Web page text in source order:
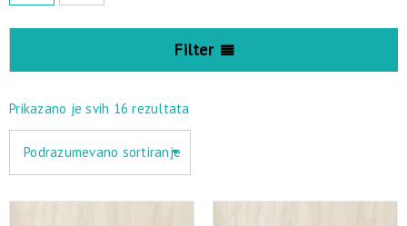
Filter
Prikazano je svih 16 rezultata
Podrazumevano sortiranje